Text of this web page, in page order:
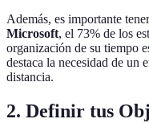
Además, es importante
Microsoft, el 73% de los
organización de su tiempo
destaca la necesidad de un
distancia.
2. Definir tus